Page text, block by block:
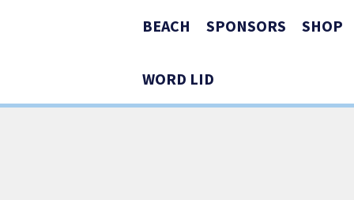
BEACH SPONSORS SHOP
WORD LID